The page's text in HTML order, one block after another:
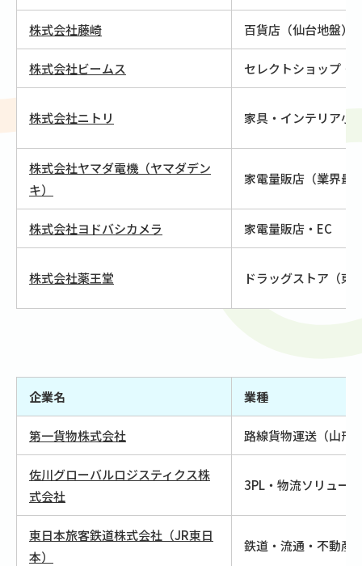
株式会社藤崎 百貨店（仙台地盤）
株式会社ビームス セレクトショップ・
株式会社ニトリ 家具・インテリア小
株式会社ヤマダ電機（ヤマダデン
キ）
家電量販店（業界最
株式会社ヨドバシカメラ 家電量販店・EC
株式会社薬王堂 ドラッグストア（東
企業名 業種
第一貨物株式会社 路線貨物運送（山形
佐川グローバルロジスティクス株
式会社
3PL・物流ソリュー
東日本旅客鉄道株式会社（JR東日
本）
鉄道・流通・不動産